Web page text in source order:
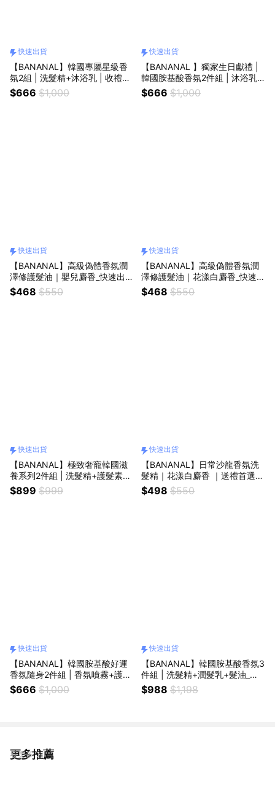
快速出貨
【BANANAL】韓國專屬星級香
氛2組 | 洗髮精+沐浴乳 | 收禮者
自選香味_快速出貨 | 生日快樂
$666 $1,000
快速出貨
【BANANAL 】獨家生日獻禮 |
韓國胺基酸香氛2件組 | 沐浴乳
+噴霧_快速出貨
$666 $1,000
快速出貨
【BANANAL】高級偽體香氛潤
澤修護髮油｜嬰兒麝香_快速出貨
| 生日快樂 | 送禮首選 | 回頭率
定錨
$468 $550
快速出貨
【BANANAL】高級偽體香氛潤
澤修護髮油｜花漾白麝香_快速出
貨 | 生日快樂 | 送禮首選 | 回頭
率定錨
$468 $550
快速出貨
【BANANAL】極致奢寵韓國滋
養系列2件組 | 洗髮精+護髮素任
選｜茉莉雪松_快速出貨 | 情人節
快樂 | 禮盒
$899 $999
快速出貨
【BANANAL】日常沙龍香氛洗
髮精｜花漾白麝香 ｜送禮首選_
快速出貨
$498 $550
快速出貨
【BANANAL】韓國胺基酸好運
香氛隨身2件組 | 香氛噴霧+護髮
油_快速出貨
$666 $1,000
快速出貨
【BANANAL】韓國胺基酸香氛3
件組 | 洗髮精+潤髮乳+髮油_快
速出貨 | 生日快樂 | 禮盒
$988 $1,198
更多推薦
看更多